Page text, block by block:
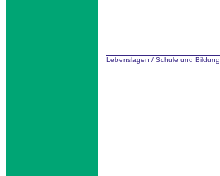
Lebenslagen / Schule und Bildung